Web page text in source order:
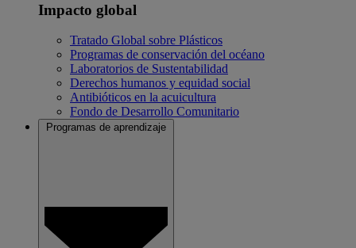
Impacto global
Tratado Global sobre Plásticos
Programas de conservación del océano
Laboratorios de Sustentabilidad
Derechos humanos y equidad social
Antibióticos en la acuicultura
Fondo de Desarrollo Comunitario
Programas de aprendizaje